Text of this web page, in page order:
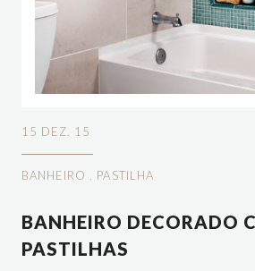
15 DEZ. 15
BANHEIRO PASTILHA
BANHEIRO DECORADO
PASTILHAS